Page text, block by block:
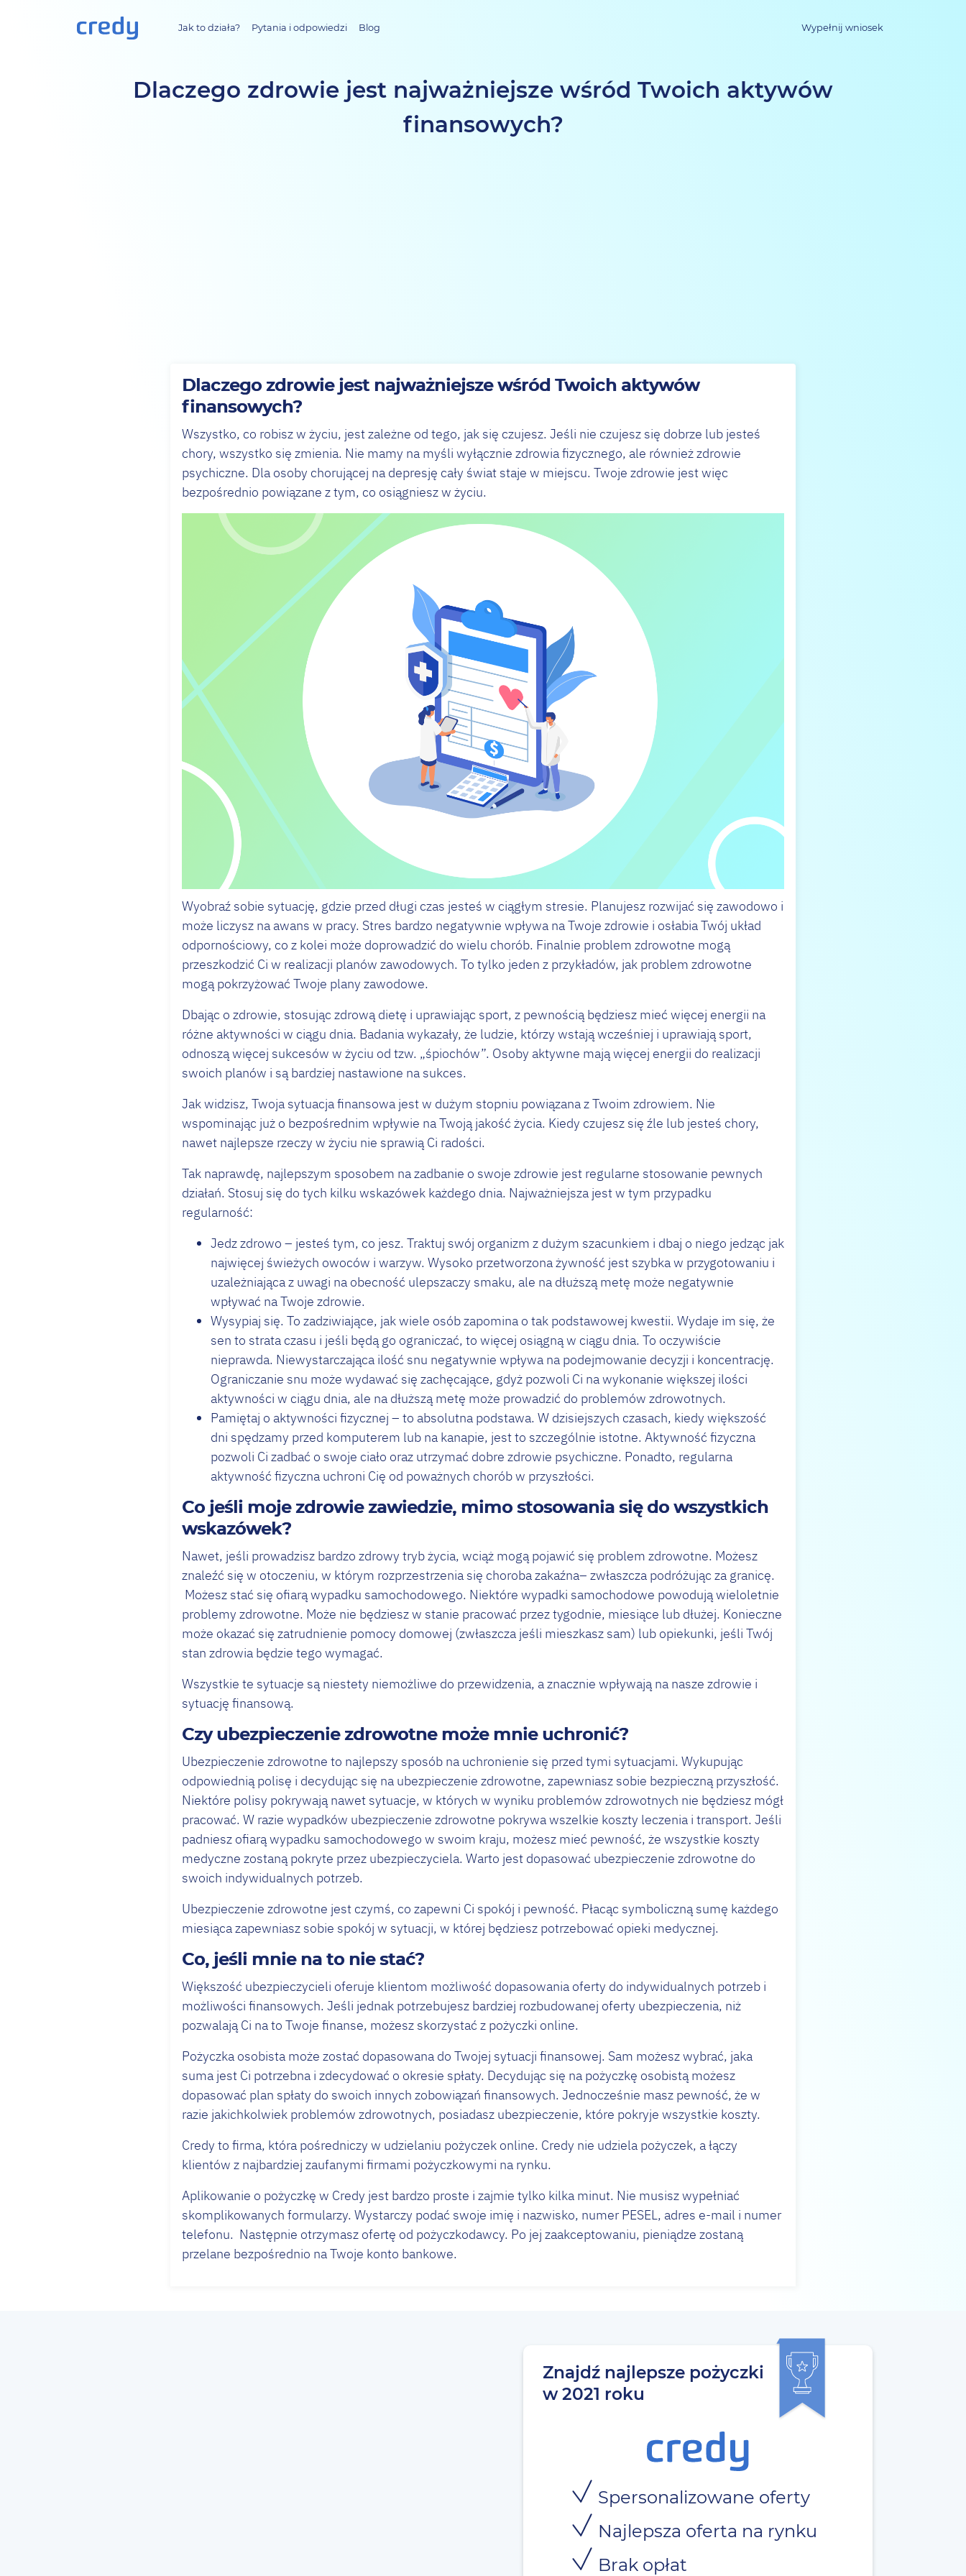
Jak to działa? Pytania i odpowiedzi Blog Wypełnij wniosek
Dlaczego zdrowie jest najważniejsze wśród Twoich aktywów
finansowych?
Dlaczego zdrowie jest najważniejsze wśród Twoich aktywów
finansowych?
Wszystko, co robisz w życiu, jest zależne od tego, jak się czujesz. Jeśli nie czujesz się dobrze lub jesteś
chory, wszystko się zmienia. Nie mamy na myśli wyłącznie zdrowia fizycznego, ale również zdrowie
psychiczne. Dla osoby chorującej na depresję cały świat staje w miejscu. Twoje zdrowie jest więc
bezpośrednio powiązane z tym, co osiągniesz w życiu.
Wyobraź sobie sytuację, gdzie przed długi czas jesteś w ciągłym stresie. Planujesz rozwijać się zawodowo i
może liczysz na awans w pracy. Stres bardzo negatywnie wpływa na Twoje zdrowie i osłabia Twój układ
odpornościowy, co z kolei może doprowadzić do wielu chorób. Finalnie problem zdrowotne mogą
przeszkodzić Ci w realizacji planów zawodowych. To tylko jeden z przykładów, jak problem zdrowotne
mogą pokrzyżować Twoje plany zawodowe.
Dbając o zdrowie, stosując zdrową dietę i uprawiając sport, z pewnością będziesz mieć więcej energii na
różne aktywności w ciągu dnia. Badania wykazały, że ludzie, którzy wstają wcześniej i uprawiają sport,
odnoszą więcej sukcesów w życiu od tzw. „śpiochów”. Osoby aktywne mają więcej energii do realizacji
swoich planów i są bardziej nastawione na sukces.
Jak widzisz, Twoja sytuacja finansowa jest w dużym stopniu powiązana z Twoim zdrowiem. Nie
wspominając już o bezpośrednim wpływie na Twoją jakość życia. Kiedy czujesz się źle lub jesteś chory,
nawet najlepsze rzeczy w życiu nie sprawią Ci radości.
Tak naprawdę, najlepszym sposobem na zadbanie o swoje zdrowie jest regularne stosowanie pewnych
działań. Stosuj się do tych kilku wskazówek każdego dnia. Najważniejsza jest w tym przypadku
regularność:
Jedz zdrowo – jesteś tym, co jesz. Traktuj swój organizm z dużym szacunkiem i dbaj o niego jedząc jak
najwięcej świeżych owoców i warzyw. Wysoko przetworzona żywność jest szybka w przygotowaniu i
uzależniająca z uwagi na obecność ulepszaczy smaku, ale na dłuższą metę może negatywnie
wpływać na Twoje zdrowie.
Wysypiaj się. To zadziwiające, jak wiele osób zapomina o tak podstawowej kwestii. Wydaje im się, że
sen to strata czasu i jeśli będą go ograniczać, to więcej osiągną w ciągu dnia. To oczywiście
nieprawda. Niewystarczająca ilość snu negatywnie wpływa na podejmowanie decyzji i koncentrację.
Ograniczanie snu może wydawać się zachęcające, gdyż pozwoli Ci na wykonanie większej ilości
aktywności w ciągu dnia, ale na dłuższą metę może prowadzić do problemów zdrowotnych.
Pamiętaj o aktywności fizycznej – to absolutna podstawa. W dzisiejszych czasach, kiedy większość
dni spędzamy przed komputerem lub na kanapie, jest to szczególnie istotne. Aktywność fizyczna
pozwoli Ci zadbać o swoje ciało oraz utrzymać dobre zdrowie psychiczne. Ponadto, regularna
aktywność fizyczna uchroni Cię od poważnych chorób w przyszłości.
Co jeśli moje zdrowie zawiedzie, mimo stosowania się do wszystkich
wskazówek?
Nawet, jeśli prowadzisz bardzo zdrowy tryb życia, wciąż mogą pojawić się problem zdrowotne. Możesz
znaleźć się w otoczeniu, w którym rozprzestrzenia się choroba zakaźna– zwłaszcza podróżując za granicę.
Możesz stać się ofiarą wypadku samochodowego. Niektóre wypadki samochodowe powodują wieloletnie
problemy zdrowotne. Może nie będziesz w stanie pracować przez tygodnie, miesiące lub dłużej. Konieczne
może okazać się zatrudnienie pomocy domowej (zwłaszcza jeśli mieszkasz sam) lub opiekunki, jeśli Twój
stan zdrowia będzie tego wymagać.
Wszystkie te sytuacje są niestety niemożliwe do przewidzenia, a znacznie wpływają na nasze zdrowie i
sytuację finansową.
Czy ubezpieczenie zdrowotne może mnie uchronić?
Ubezpieczenie zdrowotne to najlepszy sposób na uchronienie się przed tymi sytuacjami. Wykupując
odpowiednią polisę i decydując się na ubezpieczenie zdrowotne, zapewniasz sobie bezpieczną przyszłość.
Niektóre polisy pokrywają nawet sytuacje, w których w wyniku problemów zdrowotnych nie będziesz mógł
pracować. W razie wypadków ubezpieczenie zdrowotne pokrywa wszelkie koszty leczenia i transport. Jeśli
padniesz ofiarą wypadku samochodowego w swoim kraju, możesz mieć pewność, że wszystkie koszty
medyczne zostaną pokryte przez ubezpieczyciela. Warto jest dopasować ubezpieczenie zdrowotne do
swoich indywidualnych potrzeb.
Ubezpieczenie zdrowotne jest czymś, co zapewni Ci spokój i pewność. Płacąc symboliczną sumę każdego
miesiąca zapewniasz sobie spokój w sytuacji, w której będziesz potrzebować opieki medycznej.
Co, jeśli mnie na to nie stać?
Większość ubezpieczycieli oferuje klientom możliwość dopasowania oferty do indywidualnych potrzeb i
możliwości finansowych. Jeśli jednak potrzebujesz bardziej rozbudowanej oferty ubezpieczenia, niż
pozwalają Ci na to Twoje finanse, możesz skorzystać z pożyczki online.
Pożyczka osobista może zostać dopasowana do Twojej sytuacji finansowej. Sam możesz wybrać, jaka
suma jest Ci potrzebna i zdecydować o okresie spłaty. Decydując się na pożyczkę osobistą możesz
dopasować plan spłaty do swoich innych zobowiązań finansowych. Jednocześnie masz pewność, że w
razie jakichkolwiek problemów zdrowotnych, posiadasz ubezpieczenie, które pokryje wszystkie koszty.
Credy to firma, która pośredniczy w udzielaniu pożyczek online. Credy nie udziela pożyczek, a łączy
klientów z najbardziej zaufanymi firmami pożyczkowymi na rynku.
Aplikowanie o pożyczkę w Credy jest bardzo proste i zajmie tylko kilka minut. Nie musisz wypełniać
skomplikowanych formularzy. Wystarczy podać swoje imię i nazwisko, numer PESEL, adres e-mail i numer
telefonu. Następnie otrzymasz ofertę od pożyczkodawcy. Po jej zaakceptowaniu, pieniądze zostaną
przelane bezpośrednio na Twoje konto bankowe.
Znajdź najlepsze pożyczki
w 2021 roku
Spersonalizowane oferty
Najlepsza oferta na rynku
Brak opłat